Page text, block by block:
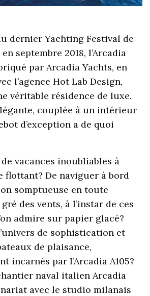
dernier Yachting Festival de
en septembre 2018, l’Arcadia
par Arcadia Yachts, en
l’agence Hot Lab Design,
véritable résidence de luxe.
couplée à un intérieur
d’exception a de quoi
vacances inoubliables à
flottant? De naviguer à bord
somptueuse en toute
des vents, à l’instar de ces
admire sur papier glacé?
de sophistication et
de plaisance,
incarnés par l’Arcadia A105?
naval italien Arcadia
avec le studio milanais